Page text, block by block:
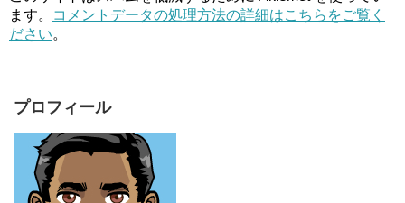
ます。
コメントデータの処理方法の詳細はこちらをご覧く
ださい。
プロフィール